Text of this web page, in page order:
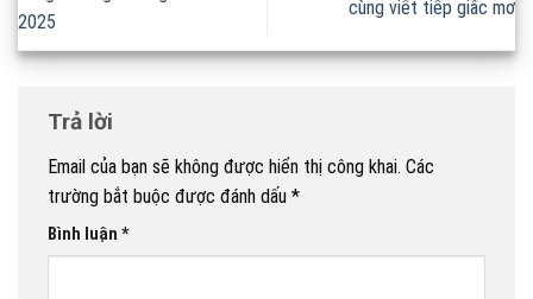
2025
cùng viết tiếp giấc mơ
Trả lời
Email của bạn sẽ không được hiển thị công khai. Các
trường bắt buộc được đánh dấu *
Bình luận *